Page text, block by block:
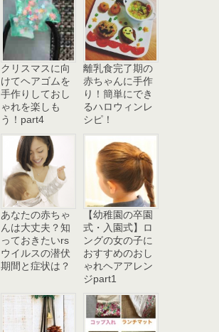
クリスマスに向
けてヘアゴムを
手作りしておし
ゃれを楽しも
う！part4
離乳食完了期の
赤ちゃんに手作
り！簡単にでき
るハロウィンレ
シピ！
あなたの赤ちゃ
んは大丈夫？知
っておきたいrs
ウイルスの潜伏
期間と症状は？
【幼稚園の卒園
式・入園式】ロ
ングの女の子に
おすすめのおし
ゃれヘアアレン
ジpart1